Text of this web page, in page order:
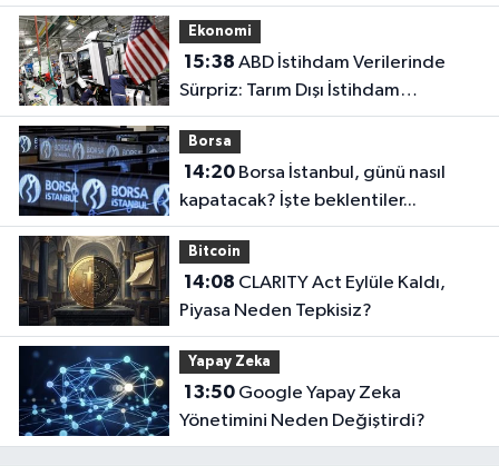
verileri sonrası yükselişle açıldı
Ekonomi
15:38
Sürpriz: Tarım Dışı İstihdam
Temmuz'da 23 Bin Azaldı
Borsa
14:20Borsa İstanbul, günü nasıl
kapatacak? İşte beklentiler...
Bitcoin
14:08
Piyasa Neden Tepkisiz?
Yapay Zeka
13:50Google Yapay Zeka
Yönetimini Neden Değiştirdi?